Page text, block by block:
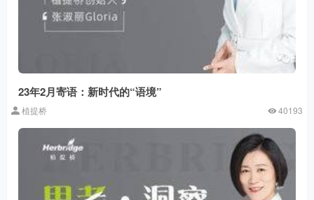
23年2月寄语：新时代的“语境”
植提桥 40193